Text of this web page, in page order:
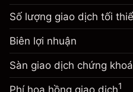
của bạn
Điều chỉnh phí tài
đêm
Phí được tính trên toàn
trị vị thế.
Quy mô giao dịch với
Biên lợi nhuận.
của bạn
Điều chỉnh phí tài
đêm
Số lượng giao dịch tối
Biên lợi nhuận
Sàn giao dịch chứng
Phí hoa hồng giao dịch1